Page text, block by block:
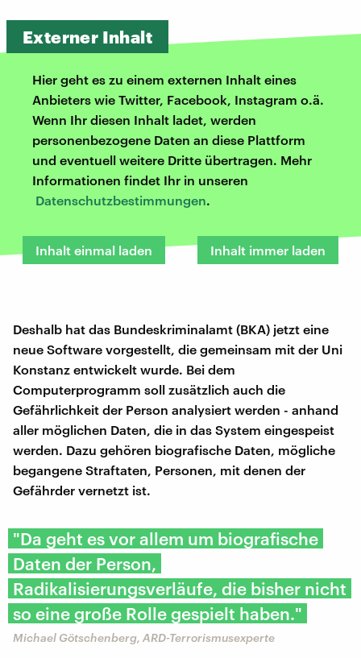
Externer Inhalt
Hier geht es zu einem externen Inhalt eines
Anbieters wie Twitter, Facebook, Instagram o.ä.
Wenn Ihr diesen Inhalt ladet, werden
personenbezogene Daten an diese Plattform
und eventuell weitere Dritte übertragen. Mehr
Informationen findet Ihr in unseren
Datenschutzbestimmungen.
Inhalt einmal laden Inhalt immer laden
Deshalb hat das Bundeskriminalamt (BKA) jetzt eine
neue Software vorgestellt, die gemeinsam mit der Uni
Konstanz entwickelt wurde. Bei dem
Computerprogramm soll zusätzlich auch die
Gefährlichkeit der Person analysiert werden - anhand
aller möglichen Daten, die in das System eingespeist
werden. Dazu gehören biografische Daten, mögliche
begangene Straftaten, Personen, mit denen der
Gefährder vernetzt ist.
"Da geht es vor allem um biografische
Daten der Person,
Radikalisierungsverläufe, die bisher nicht
so eine große Rolle gespielt haben."
Michael Götschenberg, ARD-Terrorismusexperte